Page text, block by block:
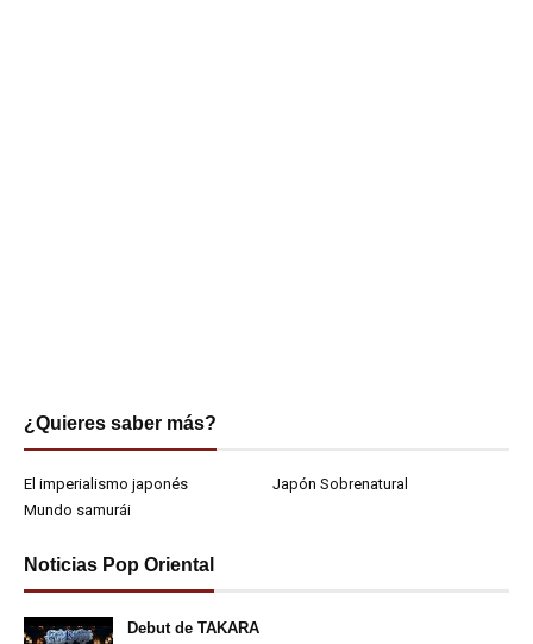
¿Quieres saber más?
El imperialismo japonés
Japón Sobrenatural
Mundo samurái
Noticias Pop Oriental
Debut de TAKARA